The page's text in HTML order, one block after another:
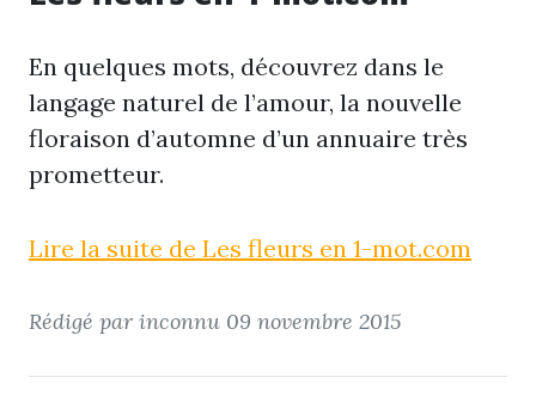
En quelques mots, découvrez dans le
langage naturel de l’amour, la nouvelle
floraison d’automne d’un annuaire très
prometteur.
Lire la suite de Les fleurs en 1-mot.com
Rédigé par inconnu 09 novembre 2015